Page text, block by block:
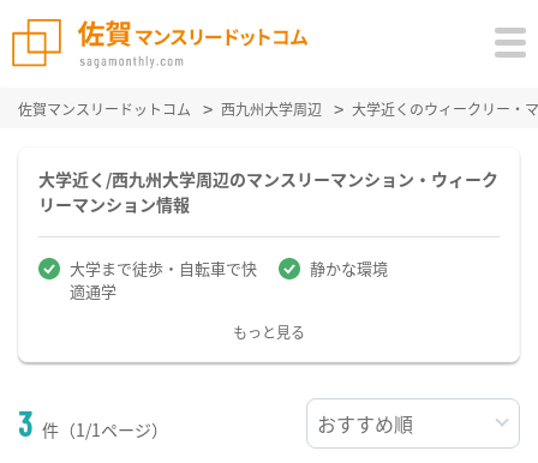
佐賀マンスリードットコム 西九州大学周辺 大学近くのウィークリー・
大学近く/西九州大学周辺のマンスリーマンション・ウィーク
リーマンション情報
大学まで徒歩・自転車で快
適通学
静かな環境
もっと見る
3 件（1/1ページ）